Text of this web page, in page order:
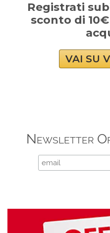
Registrati
sconto di
VAI SU
Newsletter